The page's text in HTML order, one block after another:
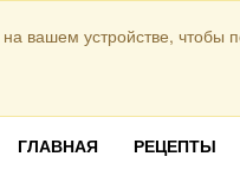
ГЛАВНАЯ РЕЦЕПТЫ
вашем устройстве, чтобы